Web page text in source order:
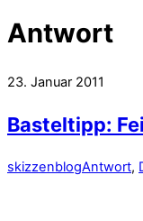
Antwort
23. Januar 2011
Basteltipp:
skizzenblogAntwort,